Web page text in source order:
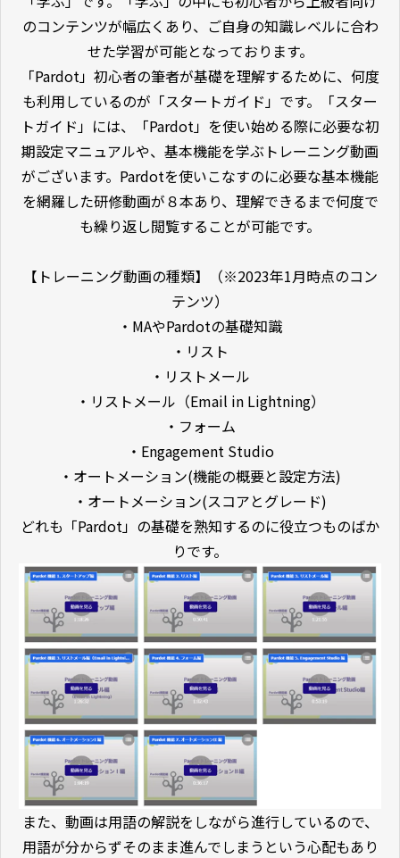
のコンテンツが幅広くあり、ご自身の知識レベルに合わ
せた学習が可能となっております。
「Pardot」初心者の筆者が基礎を理解するために、何度
も利用しているのが「スタートガイド」です。「スター
トガイド」には、「Pardot」を使い始める際に必要な初
期設定マニュアルや、基本機能を学ぶトレーニング動画
がございます。Pardotを使いこなすのに必要な基本機能
を網羅した研修動画が８本あり、理解できるまで何度で
も繰り返し閲覧することが可能です。
【トレーニング動画の種類】（※2023年1月時点のコン
テンツ）
・MAやPardotの基礎知識
・リスト
・リストメール
・リストメール（Email in Lightning）
・フォーム
・Engagement Studio
・オートメーション(機能の概要と設定方法)
・オートメーション(スコアとグレード)
どれも「Pardot」の基礎を熟知するのに役立つものばか
りです。
また、動画は用語の解説をしながら進行しているので、
用語が分からずそのまま進んでしまうという心配もあり